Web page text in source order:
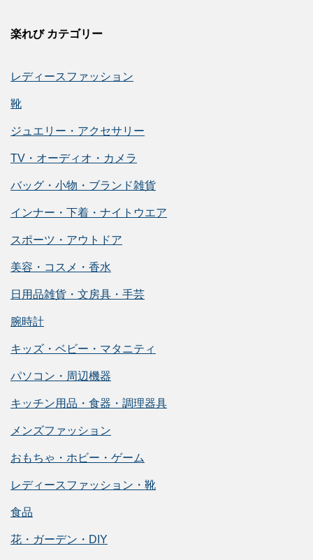
楽れび カテゴリー
レディースファッション
靴
ジュエリー・アクセサリー
TV・オーディオ・カメラ
バッグ・小物・ブランド雑貨
インナー・下着・ナイトウエア
スポーツ・アウトドア
美容・コスメ・香水
日用品雑貨・文房具・手芸
腕時計
キッズ・ベビー・マタニティ
パソコン・周辺機器
キッチン用品・食器・調理器具
メンズファッション
おもちゃ・ホビー・ゲーム
レディースファッション・靴
食品
花・ガーデン・DIY